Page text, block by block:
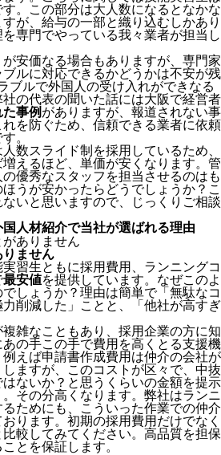
。この部分は大人数になるとなかな
が、給与の一部と織り込むしかあり
専門でやっている我々業者が担当し
安価なる場合もありますが、専門家
ルに対応できるかどうかは不安が残
ブルで外国人の受け入れができなる
の代表の聞いた話には大阪で経営者
事例 がありますが、報道されない事
を防ぐため、信頼できる業者に依頼
。
数スライド制を採用しているため、
えるほど、単価が安くなります。管
優秀なスタッフを担当させるのはも
うが安かったらどうでしょうか？こ
いと思いますので、じっくりご相談
人材紹介で当社が選ばれる理由
りません
習生ともに採用費用、ランニングコ
最安値を提供しています。なぜこのよ
しょうか？理由は簡単で「無駄なコ
削減した」ことと、
「他社が高すぎ
雑なこともあり、採用企業の方に知
の手この手で費用を高くとる支援機
えば申請書作成費用は仲介の会社が
ますが、このコストが区々で、中抜
ないか？と思うくらいの金額を提示
その分高くなります。弊社はランニ
ためにも、こういった作業での仲介
ります。 初期の採用費用だけでなく
較してみてください。 高品質を担保
とを保証します。